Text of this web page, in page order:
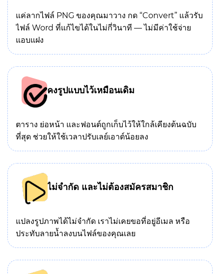
แค่ลากไฟล์ PNG ของคุณมาวาง กด “Convert” แล้วรับ
ไฟล์ Word ที่แก้ไขได้ในไม่กี่วินาที — ไม่มีค่าใช้จ่าย
แอบแฝง
คงรูปแบบไว้เหมือนเดิม
ตาราง ย่อหน้า และฟอนต์ถูกเก็บไว้ให้ใกล้เคียงต้นฉบับ
ที่สุด ช่วยให้ใช้เวลาปรับเลย์เอาต์น้อยลง
ไม่จำกัด และไม่ต้องสมัครสมาชิก
แปลงรูปภาพได้ไม่จำกัด เราไม่เคยขอที่อยู่อีเมล หรือ
ประทับลายน้ำลงบนไฟล์ของคุณเลย